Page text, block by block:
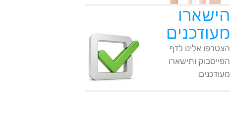
הישארו
מעודכנים
הצטרפו אלינו לדף
הפייסבוק ותישארו
מעודכנים.